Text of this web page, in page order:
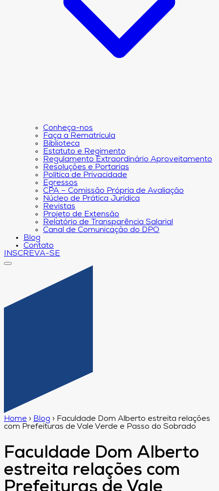
Conheça-nos
Faça a Rematrícula
Biblioteca
Estatuto e Regimento
Regulamento Extraordinário Aproveitamento
Resoluções e Portarias
Política de Privacidade
Egressos
CPA – Comissão Própria de Avaliação
Núcleo de Prática Jurídica
Revistas
Projeto de Extensão
Relatório de Transparência Salarial
Canal de Comunicação do DPO
Blog
Contato
INSCREVA-SE
Home › Blog › Faculdade Dom Alberto estreita relações
com Prefeituras de Vale Verde e Passo do Sobrado
Faculdade Dom Alberto
estreita relações com